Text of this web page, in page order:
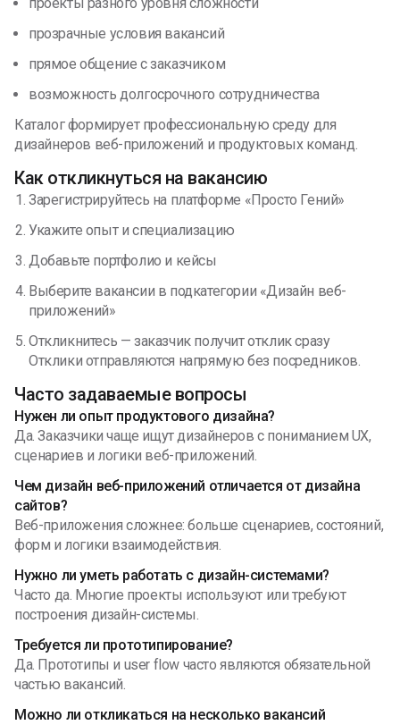
прозрачные условия вакансий
прямое общение с заказчиком
возможность долгосрочного сотрудничества
Каталог формирует профессиональную среду для
дизайнеров веб-приложений и продуктовых команд.
Как откликнуться на вакансию
Зарегистрируйтесь на платформе «Просто Гений»
Укажите опыт и специализацию
Добавьте портфолио и кейсы
Выберите вакансии в подкатегории «Дизайн веб-
приложений»
Откликнитесь — заказчик получит отклик сразу
Отклики отправляются напрямую без посредников.
Часто задаваемые вопросы
Нужен ли опыт продуктового дизайна?
Да. Заказчики чаще ищут дизайнеров с пониманием UX,
сценариев и логики веб-приложений.
Чем дизайн веб-приложений отличается от дизайна
сайтов?
Веб-приложения сложнее: больше сценариев, состояний,
форм и логики взаимодействия.
Нужно ли уметь работать с дизайн-системами?
Часто да. Многие проекты используют или требуют
построения дизайн-системы.
Требуется ли прототипирование?
Да. Прототипы и user flow часто являются обязательной
частью вакансий.
Можно ли откликаться на несколько вакансий